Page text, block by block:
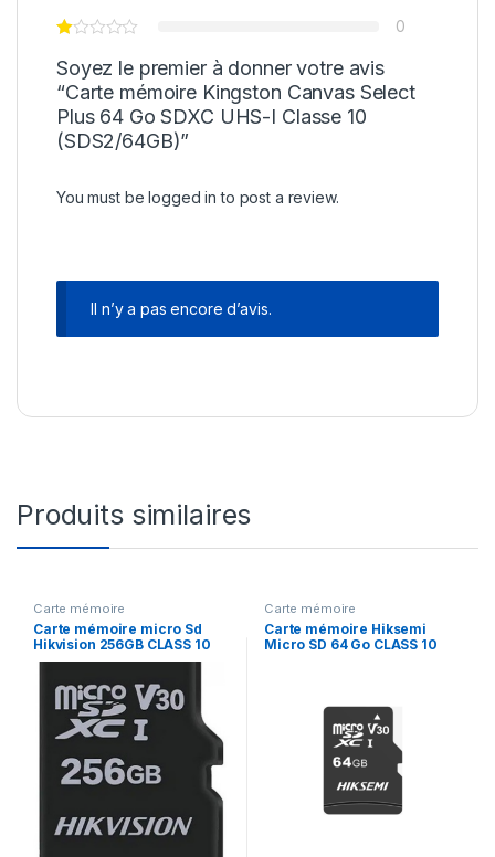
0
Soyez le premier à donner votre avis
“Carte mémoire Kingston Canvas Select
Plus 64 Go SDXC UHS-I Classe 10
(SDS2/64GB)”
You must belogged in to post a review.
Il n’y a pas encore d’avis.
Produits similaires
Carte mémoire
Carte mémoire micro Sd
Hikvision 256GB CLASS 10
V30 (HS-TF-C1-256G)
Carte mémoire
Carte mémoire Hiksemi
Micro SD 64 Go CLASS 10